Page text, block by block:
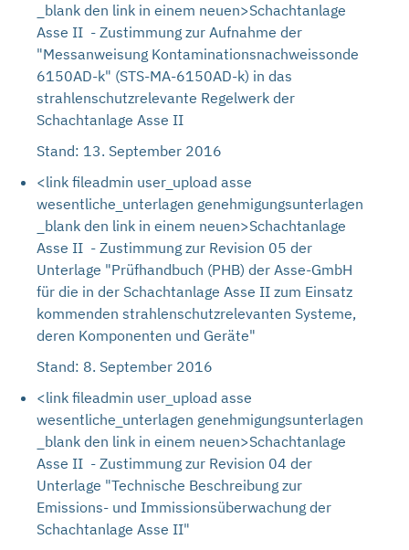
_blank den link in einem neuen>Schachtanlage
Asse II - Zustimmung zur Aufnahme der
"Messanweisung Kontaminationsnachweissonde
6150AD-k" (STS-MA-6150AD-k) in das
strahlenschutzrelevante Regelwerk der
Schachtanlage Asse II
Stand: 13. September 2016
<link fileadmin user_upload asse
wesentliche_unterlagen genehmigungsunterlagen
_blank den link in einem neuen>Schachtanlage
Asse II - Zustimmung zur Revision 05 der
Unterlage "Prüfhandbuch (PHB) der Asse-GmbH
für die in der Schachtanlage Asse II zum Einsatz
kommenden strahlenschutzrelevanten Systeme,
deren Komponenten und Geräte"
Stand: 8. September 2016
<link fileadmin user_upload asse
wesentliche_unterlagen genehmigungsunterlagen
_blank den link in einem neuen>Schachtanlage
Asse II - Zustimmung zur Revision 04 der
Unterlage "Technische Beschreibung zur
Emissions- und Immissionsüberwachung der
Schachtanlage Asse II"